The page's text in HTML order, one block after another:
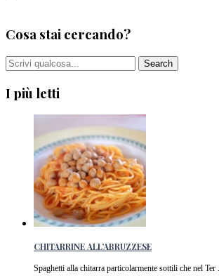
Cosa stai cercando?
I più letti
CHITARRINE ALL’ABRUZZESE
Spaghetti alla chitarra particolarmente sottili che nel Ter